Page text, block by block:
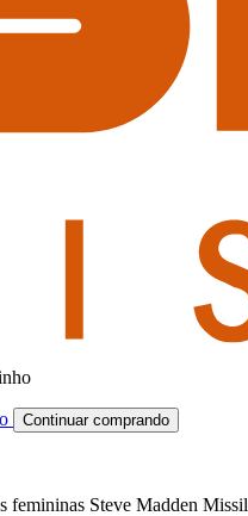
Continuar comprando
femininas Steve Madden